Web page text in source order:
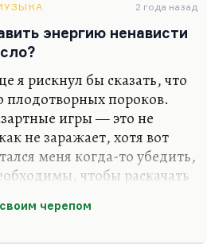
идея. Она есть у
говоря, она есть у
начале тысячелетия:
со славой, чем бесславных
ли вы найдёте…
2 года назад
энергию ненависти
я рискнул бы сказать, что
плодотворных пороков.
игры — это не
не заражает, хотя вот
меня когда-то убедить,
чтобы раскачать
но это другой азарт.
неплодотворная
черепом